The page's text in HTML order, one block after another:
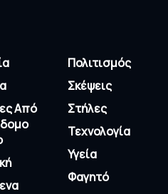
Από
Πολιτισμός
Σκέψεις
Στήλες
Τεχνολογία
Υγεία
Φαγητό